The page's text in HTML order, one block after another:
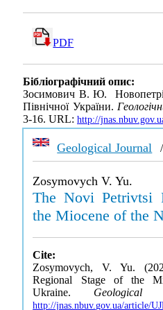
PDF
Бібліографічний опис:
Зосимович В. Ю.
Північної України.
3-16. URL: http://
Geological Journal
Zosymovych V. Yu.
The Novi Petrivtsi
the Miocene of the
Cite:
Zosymovych, V. Yu.
Regional Stage of the
Ukraine. Geological
http://jnas.nbuv.gov.ua/article/